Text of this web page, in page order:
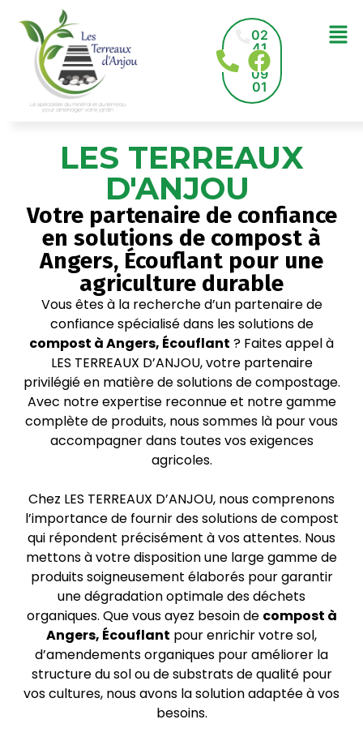
02
41
78
09
01
LES TERREAUX
D'ANJOU
Votre partenaire de confiance
en solutions de compost à
Angers, Écouflant pour une
agriculture durable
Vous êtes à la recherche d’un partenaire de
confiance spécialisé dans les solutions de
compost à Angers, Écouflant ? Faites appel à
LES TERREAUX D’ANJOU, votre partenaire
privilégié en matière de solutions de compostage.
Avec notre expertise reconnue et notre gamme
complète de produits, nous sommes là pour vous
accompagner dans toutes vos exigences
agricoles.
Chez LES TERREAUX D’ANJOU, nous comprenons
l’importance de fournir des solutions de compost
qui répondent précisément à vos attentes. Nous
mettons à votre disposition une large gamme de
produits soigneusement élaborés pour garantir
une dégradation optimale des déchets
organiques. Que vous ayez besoin de compost à
Angers, Écouflant pour enrichir votre sol,
d’amendements organiques pour améliorer la
structure du sol ou de substrats de qualité pour
vos cultures, nous avons la solution adaptée à vos
besoins.